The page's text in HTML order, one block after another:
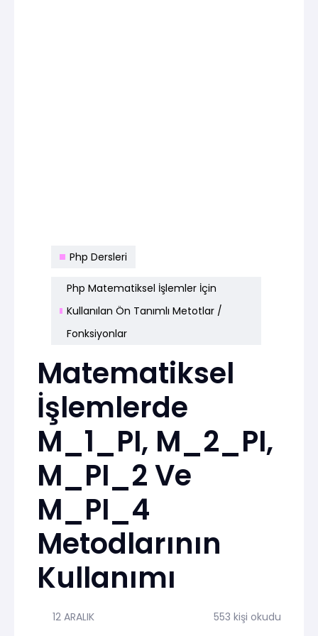
Php Dersleri
Php Matematiksel İşlemler İçin
Kullanılan Ön Tanımlı Metotlar /
Fonksiyonlar
Matematiksel
İşlemlerde
M_1_PI, M_2_PI,
M_PI_2 Ve
M_PI_4
Metodlarının
Kullanımı
12 ARALIK 553 kişi okudu